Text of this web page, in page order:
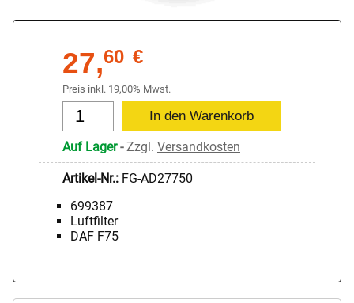
27,60 €
Preis inkl. 19,00% Mwst.
Auf Lager-Zzgl. Versandkosten
Artikel-Nr.: FG-AD27750
699387
Luftfilter
DAF F75